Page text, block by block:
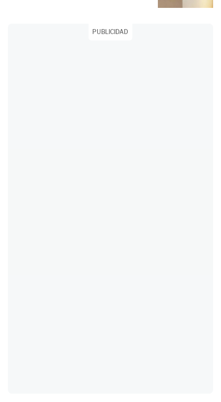
PUBLICIDAD